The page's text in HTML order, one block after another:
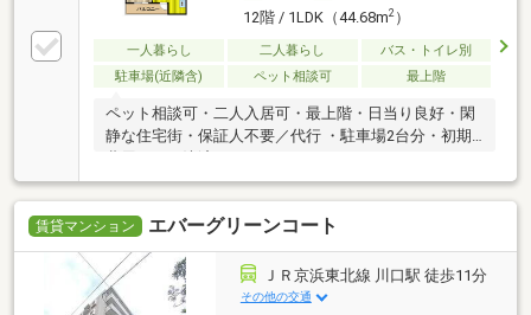
12階 / 1LDK（44.68m2）
一人暮らし 二人暮らし
バス・トイレ別
駐車場(近隣含)
ペット相談可 最上階
ペット相談可・二人入居可・最上階・日当り良好・閑
静な住宅街・保証人不要／代行 ・駐車場2台分・初期
賃貸マンション エバーグリーンコート
ＪＲ京浜東北線 川口駅 徒歩11分
その他の交通